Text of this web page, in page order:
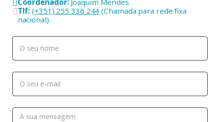
Coordenador:Joaquim Mendes
Tlf: (+351) 255 336 244 (Chamada para rede fixa
nacional)